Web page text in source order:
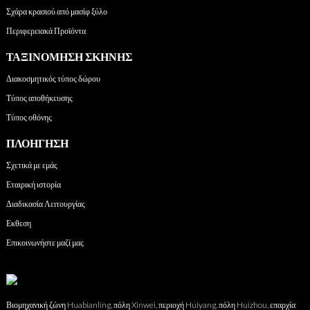
Σχάρα κρασιού από μασίφ ξύλο
Περιφερειακά Προϊόντα
ΤΑΞΙΝΌΜΗΣΗ ΣΚΗΝΉΣ
Διακοσμητικός τύπος δώρου
Τύπος αποθήκευσης
Τύπος οθόνης
ΠΛΟΉΓΗΣΗ
Σχετικά με εμάς
Εταιρική ιστορία
Διαδικασία Λειτουργίας
Εκθεση
Επικοινωνήστε μαζί μας
Βιομηχανική ζώνη Huabianling, πόλη Xinwei, περιοχή Huiyang, πόλη Huizhou, επαρχία